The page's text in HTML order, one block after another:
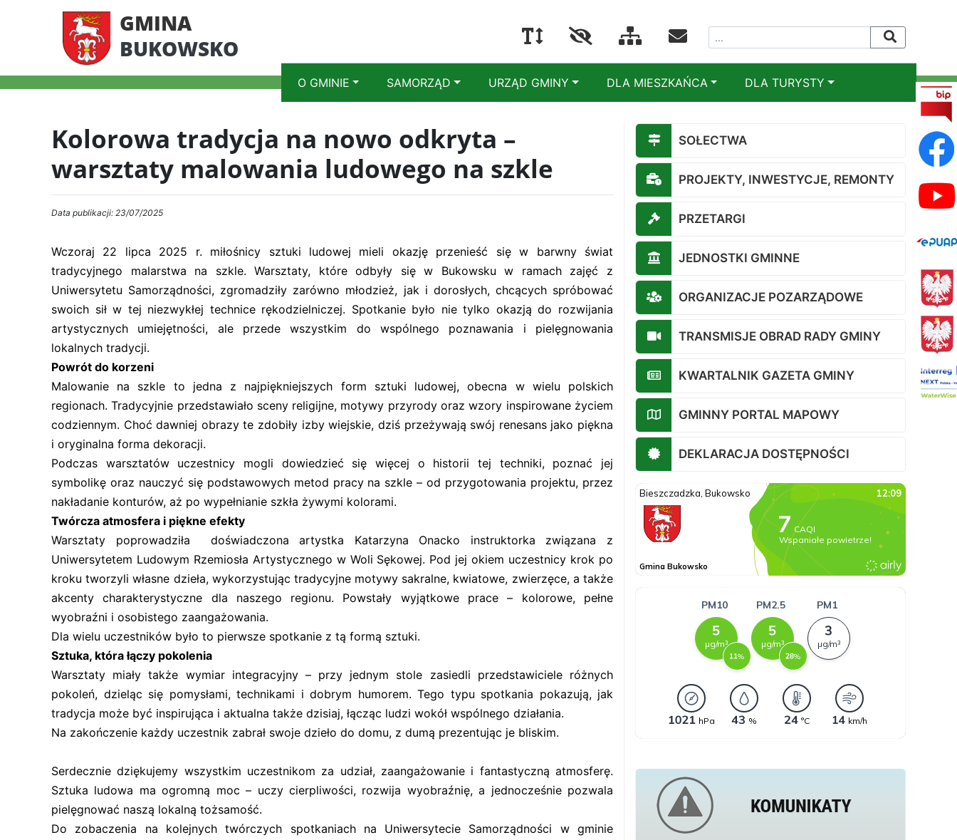
GMINA
BUKOWSKO
O GMINIE SAMORZĄD URZĄD GMINY DLA MIESZKAŃCA DLA TURYSTY
Kolorowa tradycja na nowo odkryta –
warsztaty malowania ludowego na szkle
Data publikacji: 23/07/2025
Wczoraj 22 lipca 2025 r. miłośnicy sztuki ludowej mieli okazję przenieść się w barwny świat
tradycyjnego malarstwa na szkle. Warsztaty, które odbyły się w Bukowsku w ramach zajęć z
Uniwersytetu Samorządności, zgromadziły zarówno młodzież, jak i dorosłych, chcących spróbować
swoich sił w tej niezwykłej technice rękodzielniczej. Spotkanie było nie tylko okazją do rozwijania
artystycznych umiejętności, ale przede wszystkim do wspólnego poznawania i pielęgnowania
lokalnych tradycji.
Powrót do korzeni
Malowanie na szkle to jedna z najpiękniejszych form sztuki ludowej, obecna w wielu polskich
regionach. Tradycyjnie przedstawiało sceny religijne, motywy przyrody oraz wzory inspirowane życiem
codziennym. Choć dawniej obrazy te zdobiły izby wiejskie, dziś przeżywają swój renesans jako piękna
i oryginalna forma dekoracji.
Podczas warsztatów uczestnicy mogli dowiedzieć się więcej o historii tej techniki, poznać jej
symbolikę oraz nauczyć się podstawowych metod pracy na szkle – od przygotowania projektu, przez
nakładanie konturów, aż po wypełnianie szkła żywymi kolorami.
Twórcza atmosfera i piękne efekty
Warsztaty poprowadziła doświadczona artystka Katarzyna Onacko instruktorka związana z
Uniwersytetem Ludowym Rzemiosła Artystycznego w Woli Sękowej. Pod jej okiem uczestnicy krok po
kroku tworzyli własne dzieła, wykorzystując tradycyjne motywy sakralne, kwiatowe, zwierzęce, a także
akcenty charakterystyczne dla naszego regionu. Powstały wyjątkowe prace – kolorowe, pełne
wyobraźni i osobistego zaangażowania.
Dla wielu uczestników było to pierwsze spotkanie z tą formą sztuki.
Sztuka, która łączy pokolenia
Warsztaty miały także wymiar integracyjny – przy jednym stole zasiedli przedstawiciele różnych
pokoleń, dzieląc się pomysłami, technikami i dobrym humorem. Tego typu spotkania pokazują, jak
tradycja może być inspirująca i aktualna także dzisiaj, łącząc ludzi wokół wspólnego działania.
Na zakończenie każdy uczestnik zabrał swoje dzieło do domu, z dumą prezentując je bliskim.
Serdecznie dziękujemy wszystkim uczestnikom za udział, zaangażowanie i fantastyczną atmosferę.
Sztuka ludowa ma ogromną moc – uczy cierpliwości, rozwija wyobraźnię, a jednocześnie pozwala
pielęgnować naszą lokalną tożsamość.
Do zobaczenia na kolejnych twórczych spotkaniach na Uniwersytecie Samorządności w gminie
SOŁECTWA
PROJEKTY, INWESTYCJE, REMONTY
PRZETARGI
JEDNOSTKI GMINNE
ORGANIZACJE POZARZĄDOWE
TRANSMISJE OBRAD RADY GMINY
KWARTALNIK GAZETA GMINY
GMINNY PORTAL MAPOWY
DEKLARACJA DOSTĘPNOŚCI